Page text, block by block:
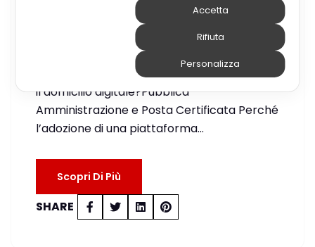
Comunicazioni Digitali
i punti chiave Da quando è operativo INAD
Domicilio Digitale?Cos’è il registro INAD per
il domicilio digitale?Pubblica
Amministrazione e Posta Certificata Perché
l’adozione di una piattaforma…
Scopri Di Più
SHARE
Accetta
Rifiuta
Personalizza